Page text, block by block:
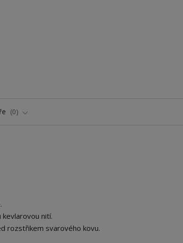
0
nití.
rozstřikem svarového kovu.